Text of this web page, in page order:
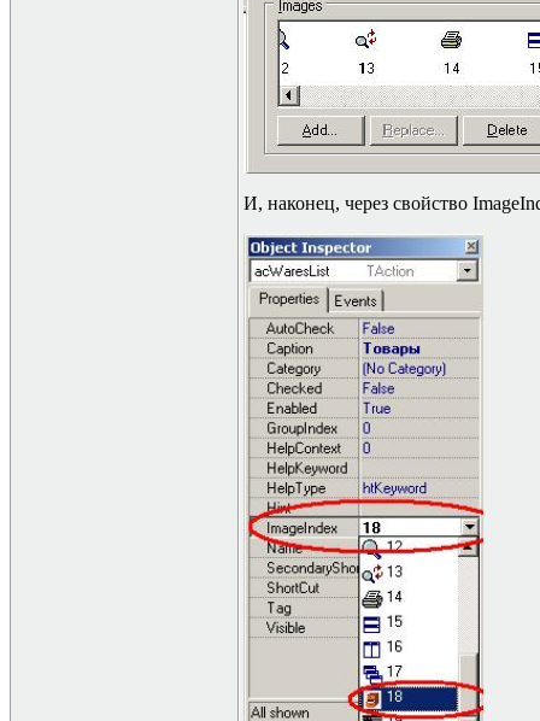
И, наконец, через свойство